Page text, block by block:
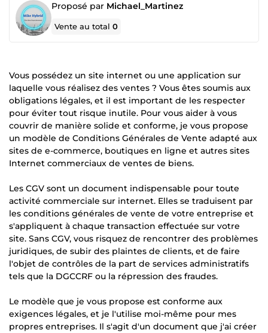
Proposé par Michael_Martinez
Vente au total0
Vous possédez un site internet ou une application sur
laquelle vous réalisez des ventes ? Vous êtes soumis aux
obligations légales, et il est important de les respecter
pour éviter tout risque inutile. Pour vous aider à vous
couvrir de manière solide et conforme, je vous propose
un modèle de Conditions Générales de Vente adapté aux
sites de e-commerce, boutiques en ligne et autres sites
Internet commerciaux de ventes de biens.
Les CGV sont un document indispensable pour toute
activité commerciale sur internet. Elles se traduisent par
les conditions générales de vente de votre entreprise et
s'appliquent à chaque transaction effectuée sur votre
site. Sans CGV, vous risquez de rencontrer des problèmes
juridiques, de subir des plaintes de clients, et de faire
l'objet de contrôles de la part de services administratifs
tels que la DGCCRF ou la répression des fraudes.
Le modèle que je vous propose est conforme aux
exigences légales, et je l'utilise moi-même pour mes
propres entreprises. Il s'agit d'un document que j'ai créer